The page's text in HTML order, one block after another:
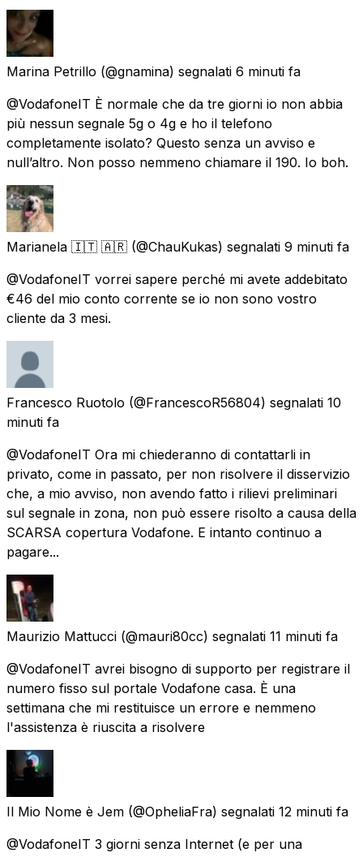
Marina Petrillo (@gnamina) segnalati 6 minuti fa
@VodafoneIT È normale che da tre giorni io non abbia
più nessun segnale 5g o 4g e ho il telefono
completamente isolato? Questo senza un avviso e
null’altro. Non posso nemmeno chiamare il 190. Io boh.
Marianela 🇮🇹 🇦🇷 (@ChauKukas) segnalati 9 minuti fa
@VodafoneIT vorrei sapere perché mi avete addebitato
€46 del mio conto corrente se io non sono vostro
cliente da 3 mesi.
Francesco Ruotolo (@FrancescoR56804) segnalati 10
minuti fa
@VodafoneIT Ora mi chiederanno di contattarli in
privato, come in passato, per non risolvere il disservizio
che, a mio avviso, non avendo fatto i rilievi preliminari
sul segnale in zona, non può essere risolto a causa della
SCARSA copertura Vodafone. E intanto continuo a
pagare...
Maurizio Mattucci (@mauri80cc) segnalati 11 minuti fa
@VodafoneIT avrei bisogno di supporto per registrare il
numero fisso sul portale Vodafone casa. È una
settimana che mi restituisce un errore e nemmeno
l'assistenza è riuscita a risolvere
Il Mio Nome è Jem (@OpheliaFra) segnalati 12 minuti fa
@VodafoneIT 3 giorni senza Internet (e per una